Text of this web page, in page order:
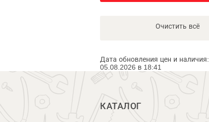
Очистить всё
Дата обновления цен и наличия:
05.08.2026 в 18:41
КАТАЛОГ